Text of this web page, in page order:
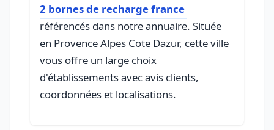
2 bornes de recharge france
référencés dans notre annuaire. Située
en Provence Alpes Cote Dazur, cette ville
vous offre un large choix
d'établissements avec avis clients,
coordonnées et localisations.